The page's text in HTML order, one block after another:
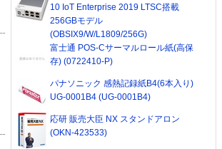
10 IoT Enterprise 2019 LTSC搭載
256GBモデル
(OBSIX9/W/L1809/256G)
富士通 POS-Cサーマルロール紙(高保
存) (0722410-P)
パナソニック 感熱記録紙B4(6本入り)
UG-0001B4 (UG-0001B4)
応研 販売大臣 NX スタンドアロン
(OKN-423533)